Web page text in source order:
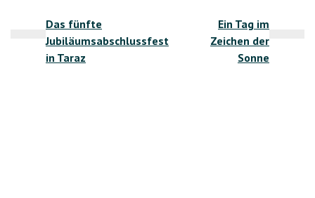
Das fünfte
Jubiläumsabschlussfest
in Taraz
Ein Tag im
Zeichen der
Sonne